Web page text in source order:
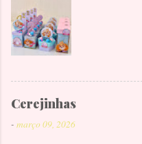
Cerejinhas
- março 09, 2026